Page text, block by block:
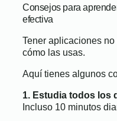
Consejos para
efectiva
Tener aplicaciones
cómo las usas.
Aquí tienes algunos
1. Estudia todos los
Incluso 10 minutos